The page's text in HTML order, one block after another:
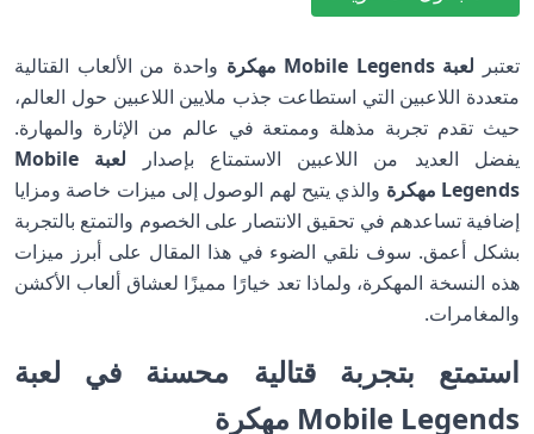
تعتبر لعبة Mobile Legends مهكرة
واحدة من الألعاب القتالية
متعددة اللاعبين التي استطاعت جذب ملايين اللاعبين حول العالم،
حيث تقدم تجربة مذهلة وممتعة في عالم من الإثارة والمهارة.
يفضل العديد من اللاعبين الاستمتاع بإصدار
لعبة Mobile
Legends مهكرة
والذي يتيح لهم الوصول إلى ميزات خاصة ومزايا
إضافية تساعدهم في تحقيق الانتصار على الخصوم والتمتع بالتجربة
بشكل أعمق. سوف نلقي الضوء في هذا المقال على أبرز ميزات
هذه النسخة المهكرة، ولماذا تعد خيارًا مميزًا لعشاق ألعاب الأكشن
والمغامرات.
استمتع بتجربة قتالية محسنة في لعبة
Mobile Legends مهكرة